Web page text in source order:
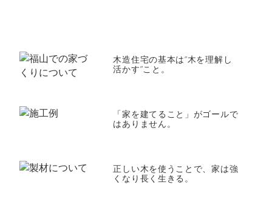
木造住宅の基本は”木を理解し
活かす”こと。
「家を建てること」がゴールで
はありません。
正しい木を使うことで、家は強
くなり長く生きる。